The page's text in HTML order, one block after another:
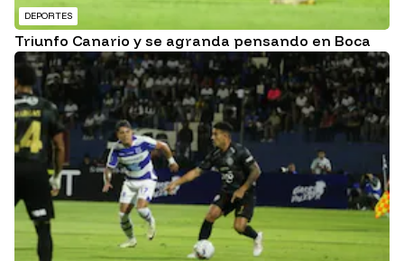
DEPORTES
Triunfo Canario y se agranda pensando en Boca